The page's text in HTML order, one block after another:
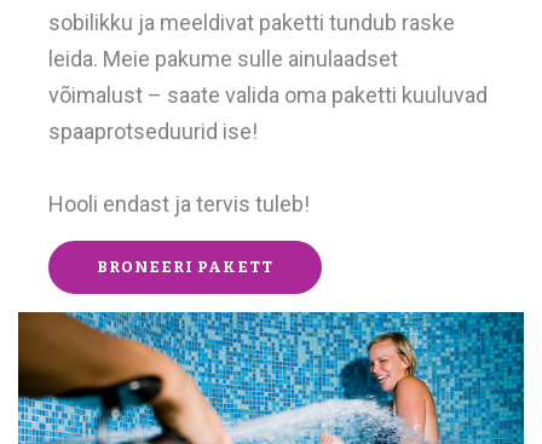
sobilikku ja meeldivat paketti tundub raske
leida. Meie pakume sulle ainulaadset
võimalust – saate valida oma paketti kuuluvad
spaaprotseduurid ise!
Hooli endast ja tervis tuleb!
BRONEERI PAKETT